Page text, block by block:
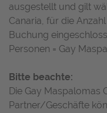
ausgestellt und gilt
Canaria, für die
Buchung
Personen = Gay
Bitte beachte:
Die Gay Maspalomas
Partner/Geschäfte